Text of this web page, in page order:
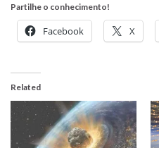
Partilhe o conhecimento!
Facebook X
Related